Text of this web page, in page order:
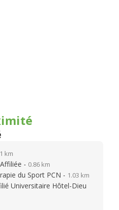
km
- 0.86 km
du Sport PCN - 1.03 km
Universitaire Hôtel-Dieu